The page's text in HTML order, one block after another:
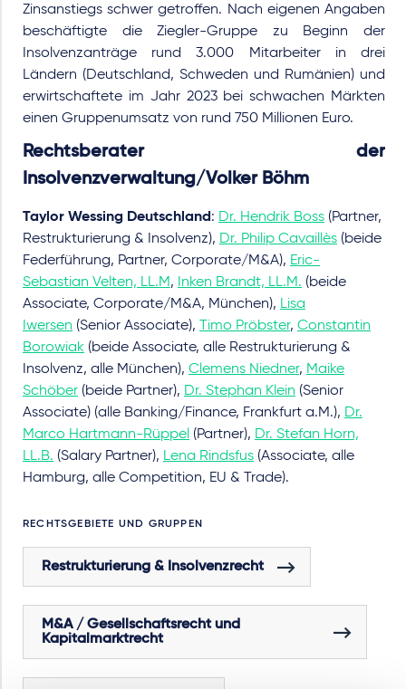
Zinsanstiegs schwer getroffen. Nach eigenen Angaben
beschäftigte die Ziegler-Gruppe zu Beginn der
Insolvenzanträge rund 3.000 Mitarbeiter in drei
Ländern (Deutschland, Schweden und Rumänien) und
erwirtschaftete im Jahr 2023 bei schwachen Märkten
einen Gruppenumsatz von rund 750 Millionen Euro.
Rechtsberater der
Insolvenzverwaltung/Volker Böhm
Taylor Wessing Deutschland : Dr. Hendrik Boss (Partner,
Restrukturierung & Insolvenz), Dr. Philip Cavaillès (beide
Federführung, Partner, Corporate/M&A), Eric-
Sebastian Velten, LL.M, Inken Brandt, LL.M. (beide
Associate, Corporate/M&A, München), Lisa
Iwersen (Senior Associate), Timo Pröbster, Constantin
Borowiak (beide Associate, alle Restrukturierung &
Insolvenz, alle München), Clemens Niedner, Maike
Schöber (beide Partner), Dr. Stephan Klein (Senior
Associate) (alle Banking/Finance, Frankfurt a.M.), Dr.
Marco Hartmann-Rüppel (Partner), Dr. Stefan Horn,
LL.B. (Salary Partner), Lena Rindsfus (Associate, alle
Hamburg, alle Competition, EU & Trade).
RECHTSGEBIETE UND GRUPPEN
Restrukturierung & Insolvenzrecht
M&A / Gesellschaftsrecht und
Kapitalmarktrecht